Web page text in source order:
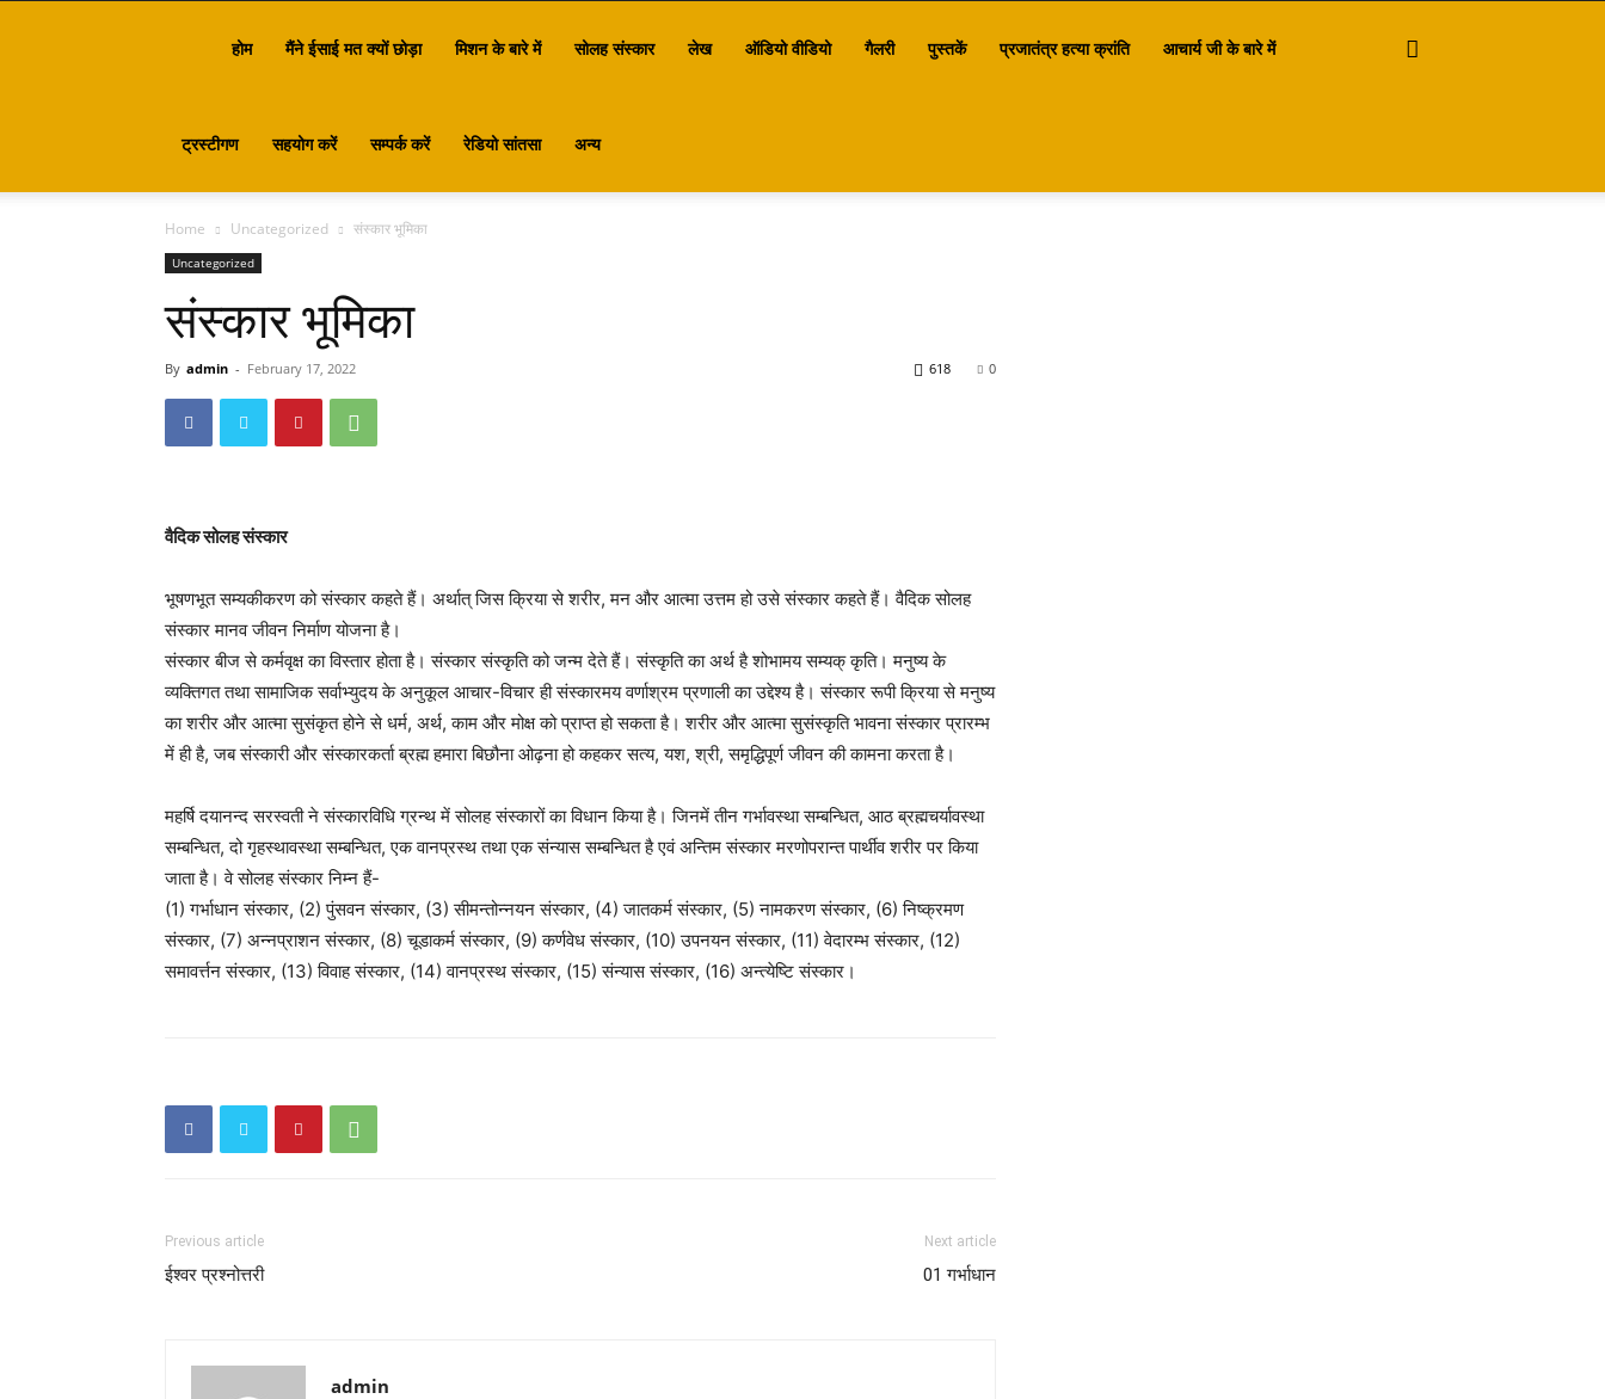
होम मैंने ईसाई मत क्यों छोड़ा मिशन के बारे में सोलह संस्कार लेख ऑडियो वीडियो गैलरी पुस्तकें प्रजातंत्र हत्या क्रांति आचार्य जी के बारे में
ट्रस्टीगण सहयोग करें सम्पर्क करें रेडियो सांतसा अन्य
Home Uncategorized संस्कार भूमिका
Uncategorized
संस्कार भूमिका
By admin - February 17, 2022 0
618
वैदिक सोलह संस्कार
भूषणभूत सम्यकीकरण को संस्कार कहते हैं। अर्थात् जिस क्रिया से शरीर, मन और आत्मा उत्तम हो उसे संस्कार कहते हैं। वैदिक सोलह
संस्कार मानव जीवन निर्माण योजना है।
संस्कार बीज से कर्मवृक्ष का विस्तार होता है। संस्कार संस्कृति को जन्म देते हैं। संस्कृति का अर्थ है शोभामय सम्यक् कृति। मनुष्य के
व्यक्तिगत तथा सामाजिक सर्वाभ्युदय के अनुकूल आचार-विचार ही संस्कारमय वर्णाश्रम प्रणाली का उद्देश्य है। संस्कार रूपी क्रिया से मनुष्य
का शरीर और आत्मा सुसंकृत होने से धर्म, अर्थ, काम और मोक्ष को प्राप्त हो सकता है। शरीर और आत्मा सुसंस्कृति भावना संस्कार प्रारम्भ
में ही है, जब संस्कारी और संस्कारकर्ता ब्रह्म हमारा बिछौना ओढ़ना हो कहकर सत्य, यश, श्री, समृद्धिपूर्ण जीवन की कामना करता है।
महर्षि दयानन्द सरस्वती ने संस्कारविधि ग्रन्थ में सोलह संस्कारों का विधान किया है। जिनमें तीन गर्भावस्था सम्बन्धित, आठ ब्रह्मचर्यावस्था
सम्बन्धित, दो गृहस्थावस्था सम्बन्धित, एक वानप्रस्थ तथा एक संन्यास सम्बन्धित है एवं अन्तिम संस्कार मरणोपरान्त पार्थीव शरीर पर किया
जाता है। वे सोलह संस्कार निम्न हैं-
(1) गर्भाधान संस्कार, (2) पुंसवन संस्कार, (3) सीमन्तोन्नयन संस्कार, (4) जातकर्म संस्कार, (5) नामकरण संस्कार, (6) निष्क्रमण
संस्कार, (7) अन्नप्राशन संस्कार, (8) चूडाकर्म संस्कार, (9) कर्णवेध संस्कार, (10) उपनयन संस्कार, (11) वेदारम्भ संस्कार, (12)
समावर्त्तन संस्कार, (13) विवाह संस्कार, (14) वानप्रस्थ संस्कार, (15) संन्यास संस्कार, (16) अन्त्येष्टि संस्कार।
Previous article
ईश्वर प्रश्नोत्तरी
Next article
01 गर्भाधान
admin